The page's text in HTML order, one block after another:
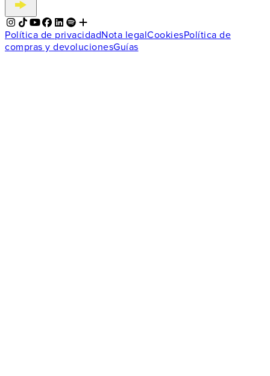
Política de privacidadNota legalCookiesPolítica de
compras y devolucionesGuías